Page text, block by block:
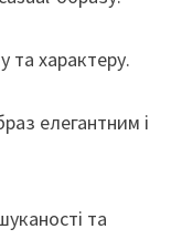
та характеру.
елегантним і
та